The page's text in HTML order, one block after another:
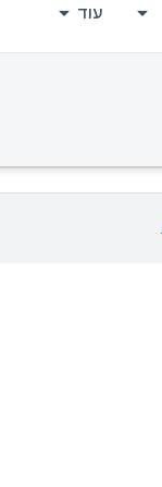
עוד